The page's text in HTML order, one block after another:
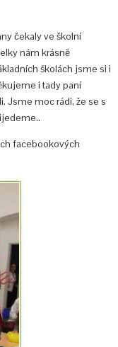
čekaly ve školní
nám krásně
školách jsme si i
i tady paní
Jsme moc rádi, že se s
facebookových